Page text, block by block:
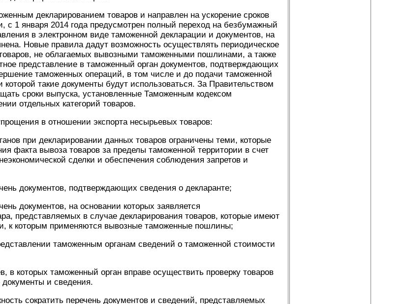
декларированием товаров и направлен на ускорение сроков
с 1 января 2014 года предусмотрен полный переход на безбумажный
в электронном виде таможенной декларации и документов, на
Новые правила дадут возможность осуществлять периодическое
не облагаемых вывозными таможенными пошлинами, а также
представление в таможенный орган документов, подтверждающих
таможенных операций, в том числе и до подачи таможенной
такие документы будут использоваться. За Правительством
сроки выпуска, установленные Таможенным кодексом
отдельных категорий товаров.
в отношении экспорта несырьевых товаров:
при декларировании данных товаров ограничены теми, которые
факта вывоза товаров за пределы таможенной территории в счет
сделки и обеспечения соблюдения запретов и
документов, подтверждающих сведения о декларанте;
документов, на основании которых заявляется
представляемых в случае декларирования товаров, которые имеют
к которым применяются вывозные таможенные пошлины;
таможенным органам сведений о таможенной стоимости
в которых таможенный орган вправе осуществить проверку товаров
и сведения.
сократить перечень документов и сведений, представляемых